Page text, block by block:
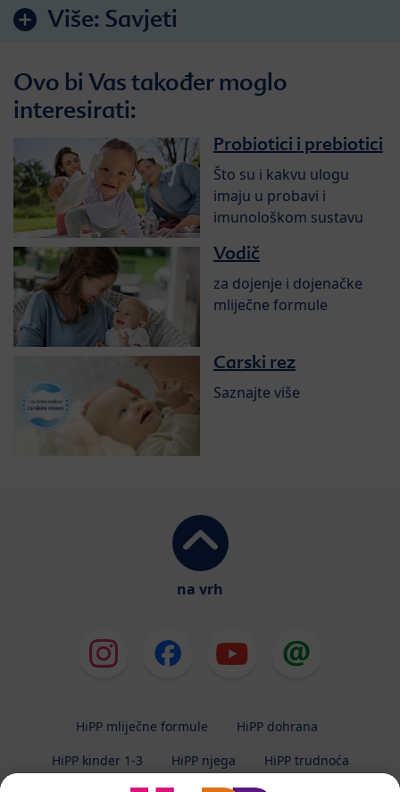
Više: Savjeti
Ovo bi Vas također moglo
interesirati:
Probiotici i prebiotici
Što su i kakvu ulogu
imaju u probavi i
imunološkom sustavu
Vodič
za dojenje i dojenačke
mliječne formule
Carski rez
Saznajte više
na vrh
HiPP mliječne formule
HiPP dohrana
HiPP kinder 1-3
HiPP njega HiPP trudnoća